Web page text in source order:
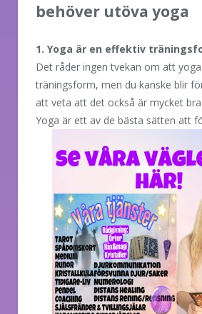
behöver utöva yoga
1. Yoga är en effektiv
Det råder ingen tvekan om att
träningsform, men du kanske blir
att veta att det också är mycket
Yoga är ett av de bästa sätten att